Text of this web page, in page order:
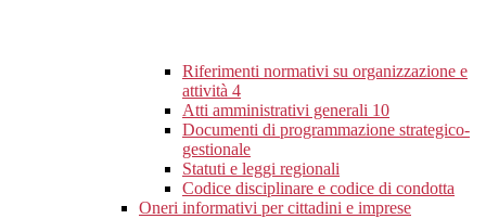
Riferimenti normativi su organizzazione e
attività 4
Atti amministrativi generali 10
Documenti di programmazione strategico-
gestionale
Statuti e leggi regionali
Codice disciplinare e codice di condotta
Oneri informativi per cittadini e imprese